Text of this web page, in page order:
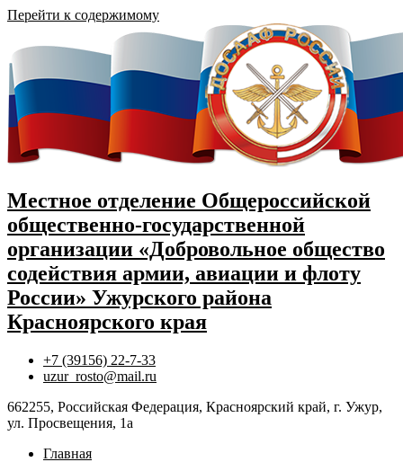
Перейти к содержимому
Местное отделение Общероссийской
общественно-государственной
организации «Добровольное общество
содействия армии, авиации и флоту
России» Ужурского района
Красноярского края
+7 (39156) 22-7-33
uzur_rosto@mail.ru
662255, Российская Федерация, Красноярский край, г. Ужур,
ул. Просвещения, 1а
Главная